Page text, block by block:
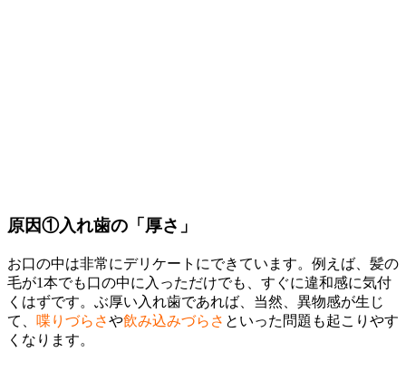
原因①入れ歯の「厚さ」
お口の中は非常にデリケートにできています。例えば、髪の
毛が1本でも口の中に入っただけでも、すぐに違和感に気付
くはずです。ぶ厚い入れ歯であれば、当然、異物感が生じ
て、 喋りづらさや飲み込みづらさ といった問題も起こりやす
くなります。